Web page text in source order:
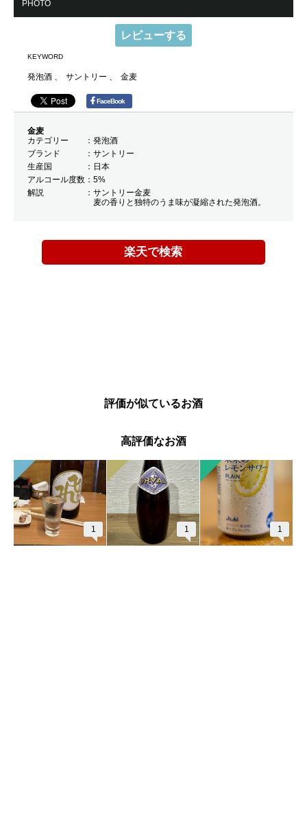
PHOTO
レビューする
KEYWORD
発泡酒 サントリー 金麦
FaceBook
金麦
カテゴリー
発泡酒
ブランド
サントリー
生産国
日本
アルコール度数
5%
解説
サントリー金麦
麦の香りと独特のうま味が凝縮された発泡酒。
楽天で検索
評価が似ているお酒
高評価なお酒
1 1 1